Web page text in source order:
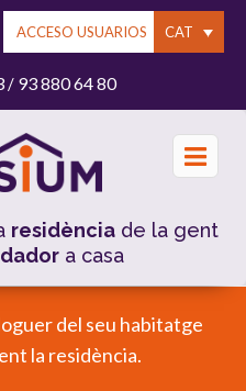
CAT
ACCESO USUARIOS
/ 93 880 64 80
residènciade la gent
a casa
del seu habitatge
la residència.